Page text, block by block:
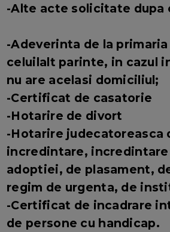
-Alte acte solicitate dupa
-Adeverinta de la
celuilalt parinte, in cazul
nu are acelasi domiciliul;
-Certificat de casatorie
-Hotarire de divort
-Hotarire judecatoreasca
incredintare, incredintare
adoptiei, de plasament,
regim de urgenta, de
-Certificat de incadrare
de persone cu handicap.